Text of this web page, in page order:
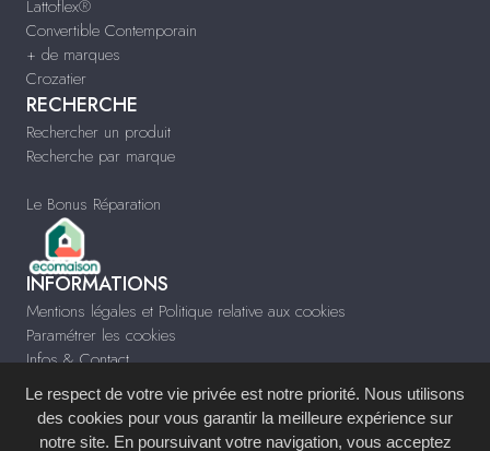
Lattoflex®
Convertible Contemporain
+ de marques
Crozatier
RECHERCHE
Rechercher un produit
Recherche par marque
Le Bonus Réparation
INFORMATIONS
Mentions légales et Politique relative aux cookies
Paramétrer les cookies
Infos & Contact
Le respect de votre vie privée est notre priorité. Nous utilisons
des cookies pour vous garantir la meilleure expérience sur
notre site. En poursuivant votre navigation, vous acceptez